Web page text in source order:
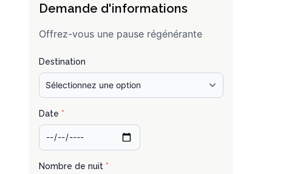
Demande d'informations
Offrez-vous une pause régénérante
Destination
Date *
Nombre de nuit *